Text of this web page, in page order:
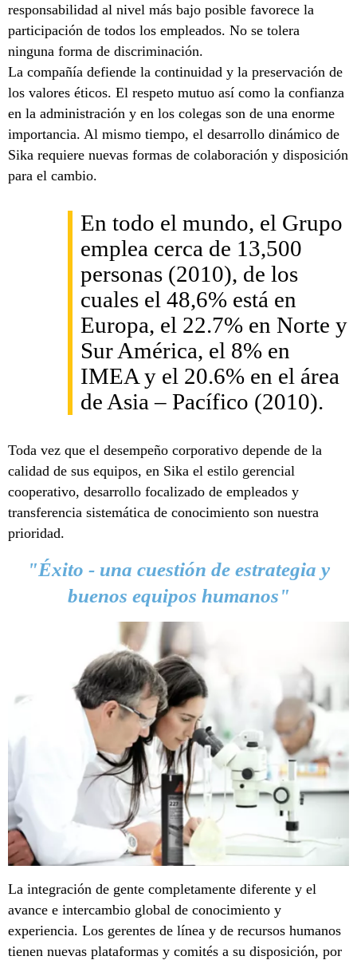
responsabilidad al nivel más bajo posible favorece la
participación de todos los empleados. No se tolera
ninguna forma de discriminación.
La compañía defiende la continuidad y la preservación de
los valores éticos. El respeto mutuo así como la confianza
en la administración y en los colegas son de una enorme
importancia. Al mismo tiempo, el desarrollo dinámico de
Sika requiere nuevas formas de colaboración y disposición
para el cambio.
En todo el mundo, el Grupo
emplea cerca de 13,500
personas (2010), de los
cuales el 48,6% está en
Europa, el 22.7% en Norte y
Sur América, el 8% en
IMEA y el 20.6% en el área
de Asia – Pacífico (2010).
Toda vez que el desempeño corporativo depende de la
calidad de sus equipos, en Sika el estilo gerencial
cooperativo, desarrollo focalizado de empleados y
transferencia sistemática de conocimiento son nuestra
prioridad.
"Éxito - una cuestión de estrategia y
buenos equipos humanos"
La integración de gente completamente diferente y el
avance e intercambio global de conocimiento y
experiencia. Los gerentes de línea y de recursos humanos
tienen nuevas plataformas y comités a su disposición, por